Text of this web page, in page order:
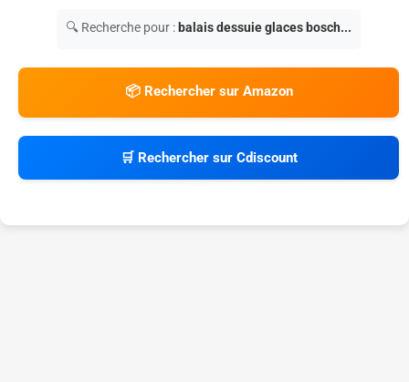
🔍 Recherche pour : balais dessuie glaces bosch...
📦 Rechercher sur Amazon
🛒 Rechercher sur Cdiscount